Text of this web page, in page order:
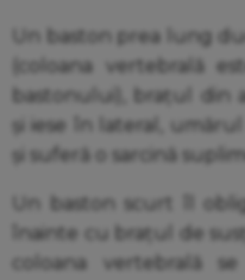
Un baston prea lung
(coloana vertebrală
bastonului), brațul din
și iese în lateral,
și suferă o sarcină
Un baston scurt îl
înainte cu brațul de
coloana vertebrală